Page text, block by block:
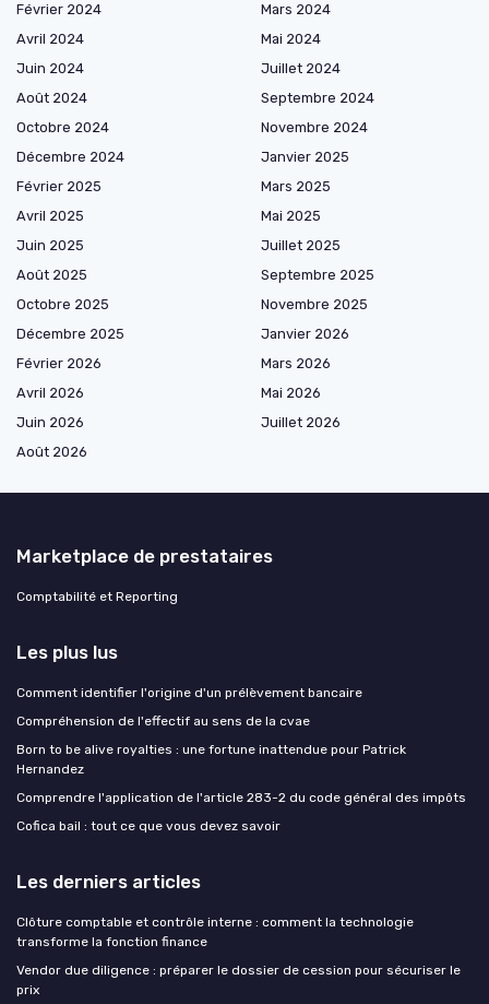
Février 2024
Mars 2024
Avril 2024
Mai 2024
Juin 2024
Juillet 2024
Août 2024
Septembre 2024
Octobre 2024
Novembre 2024
Décembre 2024
Janvier 2025
Février 2025
Mars 2025
Avril 2025
Mai 2025
Juin 2025
Juillet 2025
Août 2025
Septembre 2025
Octobre 2025
Novembre 2025
Décembre 2025
Janvier 2026
Février 2026
Mars 2026
Avril 2026
Mai 2026
Juin 2026
Juillet 2026
Août 2026
Marketplace de prestataires
Comptabilité et Reporting
Les plus lus
Comment identifier l'origine d'un prélèvement bancaire
Compréhension de l'effectif au sens de la cvae
Born to be alive royalties : une fortune inattendue pour Patrick
Hernandez
Comprendre l'application de l'article 283-2 du code général des impôts
Cofica bail : tout ce que vous devez savoir
Les derniers articles
Clôture comptable et contrôle interne : comment la technologie
transforme la fonction finance
Vendor due diligence : préparer le dossier de cession pour sécuriser le
prix